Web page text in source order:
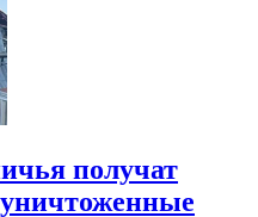
получат